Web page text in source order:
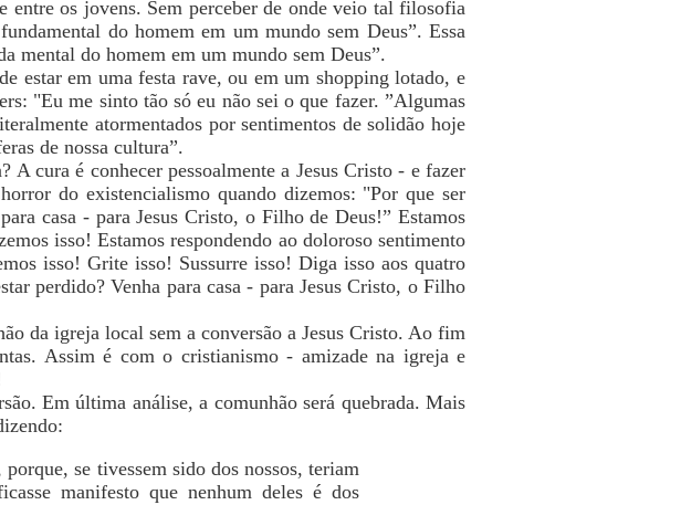
entre os jovens. Sem perceber de onde veio tal filosofia
do homem em um mundo sem Deus”. Essa
mental do homem em um mundo sem Deus”.
estar em uma festa rave, ou em um shopping lotado, e
"Eu me sinto tão só eu não sei o que fazer. ”Algumas
atormentados por sentimentos de solidão hoje
de nossa cultura”.
cura é conhecer pessoalmente a Jesus Cristo - e fazer
do existencialismo quando dizemos: "Por que ser
casa - para Jesus Cristo, o Filho de Deus!” Estamos
isso! Estamos respondendo ao doloroso sentimento
isso! Grite isso! Sussurre isso! Diga isso aos quatro
perdido? Venha para casa - para Jesus Cristo, o Filho
da igreja local sem a conversão a Jesus Cristo. Ao fim
Assim é com o cristianismo - amizade na igreja e
Em última análise, a comunhão será quebrada. Mais
se tivessem sido dos nossos, teriam
manifesto que nenhum deles é dos